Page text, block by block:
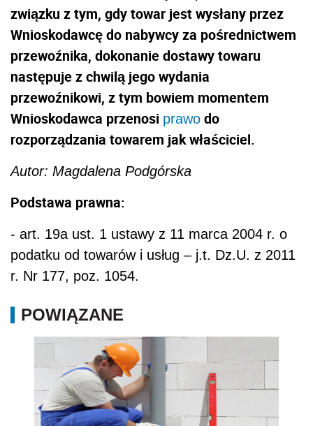
związku z tym, gdy towar jest wysłany przez
Wnioskodawcę do nabywcy za pośrednictwem
przewoźnika, dokonanie dostawy towaru
następuje z chwilą jego wydania
przewoźnikowi, z tym bowiem momentem
Wnioskodawca przenosi prawo do
rozporządzania towarem jak właściciel.
Autor: Magdalena Podgórska
Podstawa prawna:
- art. 19a ust. 1 ustawy z 11 marca 2004 r. o
podatku od towarów i usług – j.t. Dz.U. z 2011
r. Nr 177, poz. 1054.
POWIĄZANE